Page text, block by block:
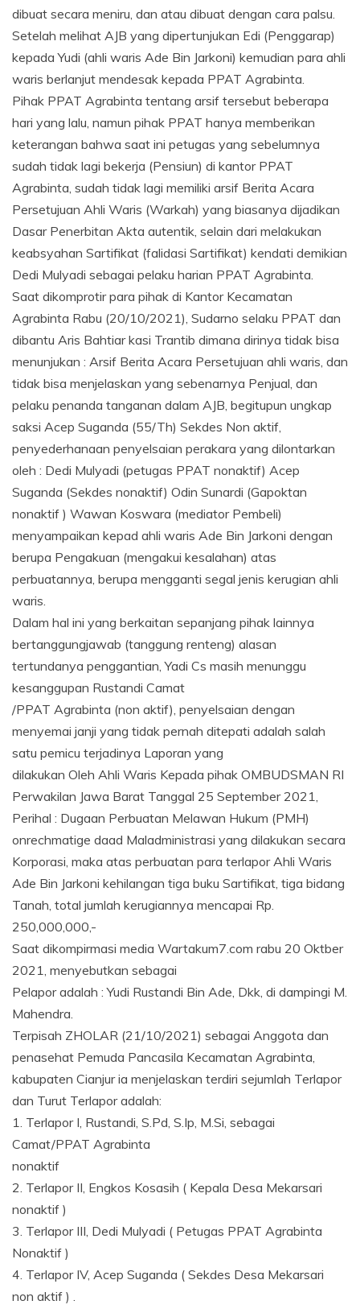
dibuat secara meniru, dan atau dibuat dengan cara palsu.
Setelah melihat AJB yang dipertunjukan Edi (Penggarap)
kepada Yudi (ahli waris Ade Bin Jarkoni) kemudian para ahli
waris berlanjut mendesak kepada PPAT Agrabinta.
Pihak PPAT Agrabinta tentang arsif tersebut beberapa
hari yang lalu, namun pihak PPAT hanya memberikan
keterangan bahwa saat ini petugas yang sebelumnya
sudah tidak lagi bekerja (Pensiun) di kantor PPAT
Agrabinta, sudah tidak lagi memiliki arsif Berita Acara
Persetujuan Ahli Waris (Warkah) yang biasanya dijadikan
Dasar Penerbitan Akta autentik, selain dari melakukan
keabsyahan Sartifikat (falidasi Sartifikat) kendati demikian
Dedi Mulyadi sebagai pelaku harian PPAT Agrabinta.
Saat dikomprotir para pihak di Kantor Kecamatan
Agrabinta Rabu (20/10/2021), Sudarno selaku PPAT dan
dibantu Aris Bahtiar kasi Trantib dimana dirinya tidak bisa
menunjukan : Arsif Berita Acara Persetujuan ahli waris, dan
tidak bisa menjelaskan yang sebenarnya Penjual, dan
pelaku penanda tanganan dalam AJB, begitupun ungkap
saksi Acep Suganda (55/Th) Sekdes Non aktif,
penyederhanaan penyelsaian perakara yang dilontarkan
oleh : Dedi Mulyadi (petugas PPAT nonaktif) Acep
Suganda (Sekdes nonaktif) Odin Sunardi (Gapoktan
nonaktif ) Wawan Koswara (mediator Pembeli)
menyampaikan kepad ahli waris Ade Bin Jarkoni dengan
berupa Pengakuan (mengakui kesalahan) atas
perbuatannya, berupa mengganti segal jenis kerugian ahli
waris.
Dalam hal ini yang berkaitan sepanjang pihak lainnya
bertanggungjawab (tanggung renteng) alasan
tertundanya penggantian, Yadi Cs masih menunggu
kesanggupan Rustandi Camat
/PPAT Agrabinta (non aktif), penyelsaian dengan
menyemai janji yang tidak pernah ditepati adalah salah
satu pemicu terjadinya Laporan yang
dilakukan Oleh Ahli Waris Kepada pihak OMBUDSMAN RI
Perwakilan Jawa Barat Tanggal 25 September 2021,
Perihal : Dugaan Perbuatan Melawan Hukum (PMH)
onrechmatige daad Maladministrasi yang dilakukan secara
Korporasi, maka atas perbuatan para terlapor Ahli Waris
Ade Bin Jarkoni kehilangan tiga buku Sartifikat, tiga bidang
Tanah, total jumlah kerugiannya mencapai Rp.
250,000,000,-
Saat dikompirmasi media Wartakum7.com rabu 20 Oktber
2021, menyebutkan sebagai
Pelapor adalah : Yudi Rustandi Bin Ade, Dkk, di dampingi M.
Mahendra.
Terpisah ZHOLAR (21/10/2021) sebagai Anggota dan
penasehat Pemuda Pancasila Kecamatan Agrabinta,
kabupaten Cianjur ia menjelaskan terdiri sejumlah Terlapor
dan Turut Terlapor adalah:
1. Terlapor I, Rustandi, S.Pd, S.Ip, M.Si, sebagai
Camat/PPAT Agrabinta
nonaktif
2. Terlapor II, Engkos Kosasih ( Kepala Desa Mekarsari
nonaktif )
3. Terlapor III, Dedi Mulyadi ( Petugas PPAT Agrabinta
Nonaktif )
4. Terlapor IV, Acep Suganda ( Sekdes Desa Mekarsari
non aktif ) .